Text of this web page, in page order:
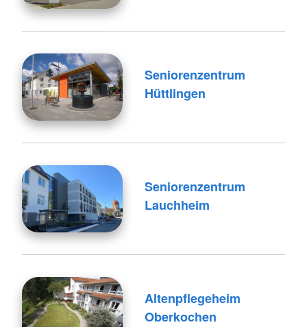
Seniorenzentrum
Hüttlingen
Seniorenzentrum
Lauchheim
Altenpflegeheim
Oberkochen